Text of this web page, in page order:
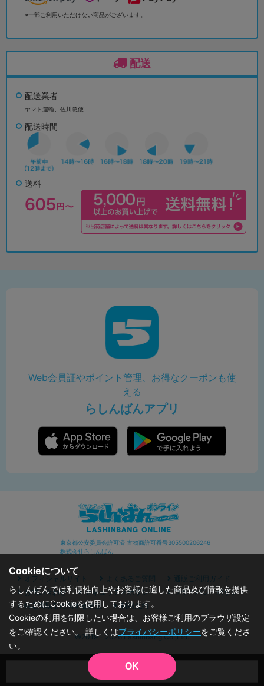
品切状態
※一部ご利用いただけない商品がございます。
配送
配送業者
ヤマト運輸、佐川急便
配送時間
送料
Web会員証やポイント管理、お得なクーポンも使
える
らしんばんアプリ
東京都公安委員会許可済 古物商許可番号305500206246
株式会社らしんばん
オフィシャルサイト よくあるご質問
通販ご利用ガイド
お問い合わせ
セキュリティポリシー
プライバシーポリシー
特定商取引に関する表記
利用規約
©2019 - 2026 Lashinbang Co.,Ltd.
Cookieについて
らしんばんでは利便性向上やお客様に適した商品及び情報を提供
するためにCookieを使用しております。
Cookieの利用を制限したい場合は、お客様ご利用のブラウザ設定
をご確認ください。 詳しくはプライバシーポリシーをご覧くださ
い。
OK